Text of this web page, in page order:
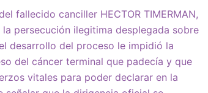
fallecido canciller HECTOR TIMERMAN,
persecución ilegitima desplegada sobre
desarrollo del proceso le impidió la
del cáncer terminal que padecía y que
vitales para poder declarar en la